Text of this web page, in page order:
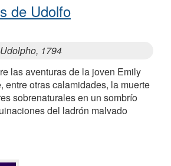
de Udolfo
1794
las aventuras de la joven Emily
entre otras calamidades, la muerte
sobrenaturales en un sombrío
del ladrón malvado